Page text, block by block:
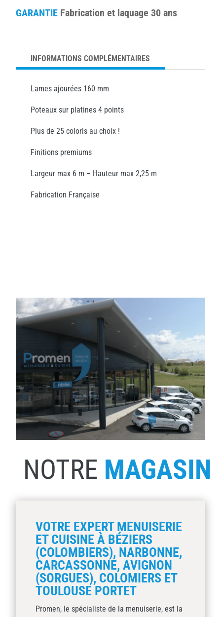
GARANTIE Fabrication et laquage 30 ans
INFORMATIONS COMPLÉMENTAIRES
Lames ajourées 160 mm
Poteaux sur platines 4 points
Plus de 25 coloris au choix !
Finitions premiums
Largeur max 6 m – Hauteur max 2,25 m
Fabrication Française
NOTRE MAGASIN
VOTRE EXPERT MENUISERIE
ET CUISINE À BÉZIERS
(COLOMBIERS), NARBONNE,
CARCASSONNE, AVIGNON
(SORGUES), COLOMIERS ET
TOULOUSE PORTET
Promen, le spécialiste de la menuiserie, est la